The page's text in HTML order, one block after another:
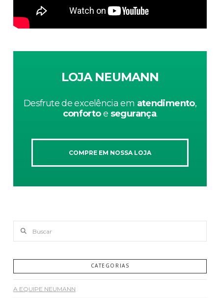
LOJA NEUMANN
Desfrute de excelência em atendimento,
confortoe segurança.
COMPRE EM NOSSA LOJA
CATEGORIAS
A EQUIPE NEUMANN